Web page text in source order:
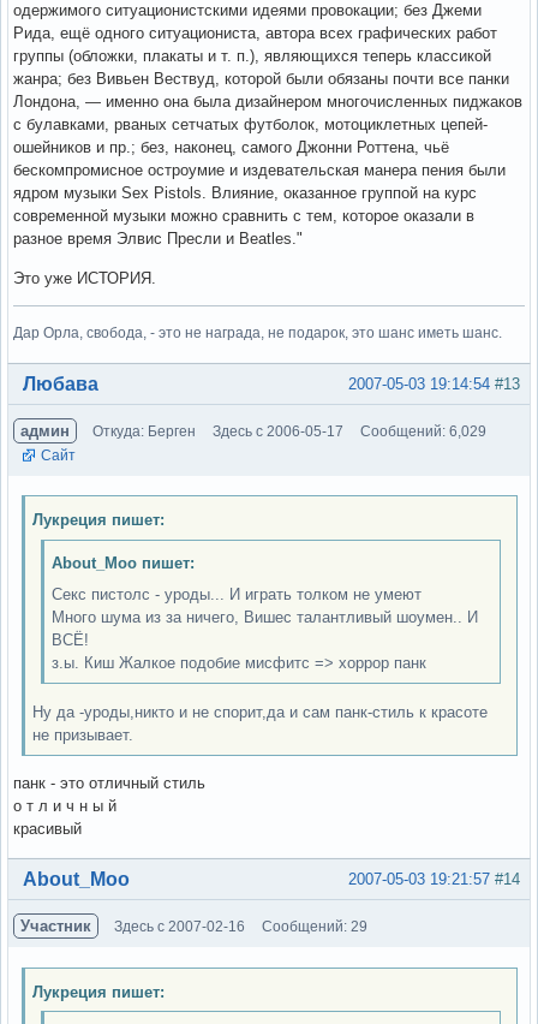
одержимого ситуационистскими идеями провокации; без Джеми
Рида, ещё одного ситуациониста, автора всех графических работ
группы (обложки, плакаты и т. п.), являющихся теперь классикой
жанра; без Вивьен Вествуд, которой были обязаны почти все панки
Лондона, — именно она была дизайнером многочисленных пиджаков
с булавками, рваных сетчатых футболок, мотоциклетных цепей-
ошейников и пр.; без, наконец, самого Джонни Роттена, чьё
бескомпромисное остроумие и издевательская манера пения были
ядром музыки Sex Pistols. Влияние, оказанное группой на курс
современной музыки можно сравнить с тем, которое оказали в
разное время Элвис Пресли и Beatles."
Это уже ИСТОРИЯ.
Дар Орла, свобода, - это не награда, не подарок, это шанс иметь шанс.
Вне форума #13
2007-05-03 19:14:54
Любава
админ Откуда: Берген Здесь с 2006-05-17
Сообщений: 6,029
Сайт
Лукреция пишет:
About_Moo пишет:
Секс пистолс - уроды... И играть толком не умеют
Много шума из за ничего, Вишес талантливый шоумен.. И
ВСЁ!
з.ы. Киш Жалкое подобие мисфитс => хоррор панк
Ну да -уроды,никто и не спорит,да и сам панк-стиль к красоте
не призывает.
панк - это отличный стиль
о т л и ч н ы й
красивый
Вне форума #14
2007-05-03 19:21:57
About_Moo
Участник Здесь с 2007-02-16 Сообщений: 29
Лукреция пишет: